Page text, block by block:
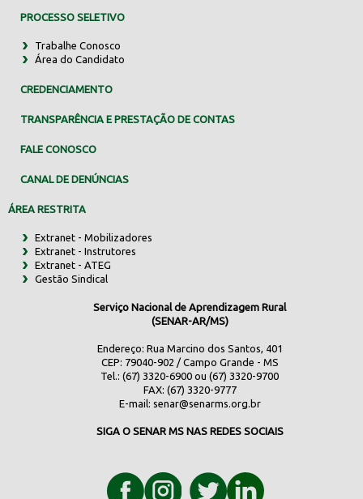
PROCESSO SELETIVO
Trabalhe Conosco
Área do Candidato
CREDENCIAMENTO
TRANSPARÊNCIA E PRESTAÇÃO DE CONTAS
FALE CONOSCO
CANAL DE DENÚNCIAS
ÁREA RESTRITA
Extranet - Mobilizadores
Extranet - Instrutores
Extranet - ATEG
Gestão Sindical
Serviço Nacional de Aprendizagem Rural
(SENAR-AR/MS)
Endereço: Rua Marcino dos Santos, 401
CEP: 79040-902 / Campo Grande - MS
Tel.: (67) 3320-6900 ou (67) 3320-9700
FAX: (67) 3320-9777
E-mail: senar@senarms.org.br
SIGA O SENAR MS NAS REDES SOCIAIS